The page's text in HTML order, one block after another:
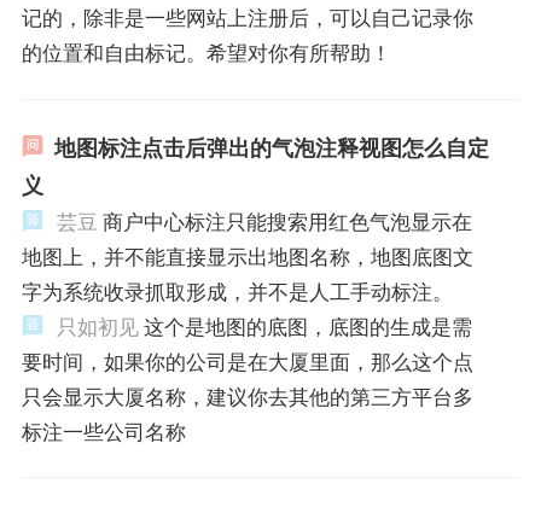
记的，除非是一些网站上注册后，可以自己记录你
的位置和自由标记。希望对你有所帮助！
地图标注点击后弹出的气泡注释视图怎么自定
义
芸豆 商户中心标注只能搜索用红色气泡显示在
地图上，并不能直接显示出地图名称，地图底图文
字为系统收录抓取形成，并不是人工手动标注。
只如初见这个是地图的底图，底图的生成是需
要时间，如果你的公司是在大厦里面，那么这个点
只会显示大厦名称，建议你去其他的第三方平台多
标注一些公司名称